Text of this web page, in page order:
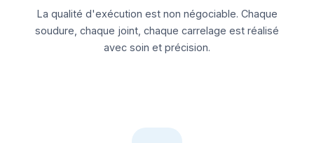
La qualité d'exécution est non négociable. Chaque
soudure, chaque joint, chaque carrelage est réalisé
avec soin et précision.